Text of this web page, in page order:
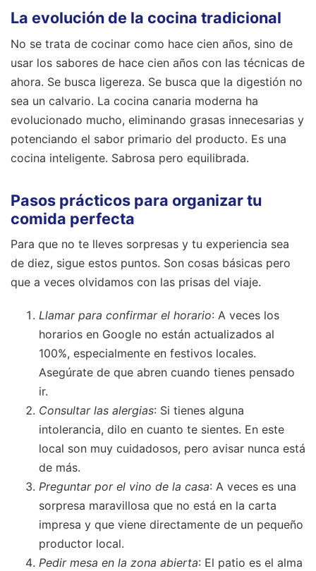
La evolución de la cocina tradicional
No se trata de cocinar como hace cien años, sino de
usar los sabores de hace cien años con las técnicas de
ahora. Se busca ligereza. Se busca que la digestión no
sea un calvario. La cocina canaria moderna ha
evolucionado mucho, eliminando grasas innecesarias y
potenciando el sabor primario del producto. Es una
cocina inteligente. Sabrosa pero equilibrada.
Pasos prácticos para organizar tu
comida perfecta
Para que no te lleves sorpresas y tu experiencia sea
de diez, sigue estos puntos. Son cosas básicas pero
que a veces olvidamos con las prisas del viaje.
Llamar para confirmar el horario: A veces los
horarios en Google no están actualizados al
100%, especialmente en festivos locales.
Asegúrate de que abren cuando tienes pensado
ir.
Consultar las alergias: Si tienes alguna
intolerancia, dilo en cuanto te sientes. En este
local son muy cuidadosos, pero avisar nunca está
de más.
Preguntar por el vino de la casa: A veces es una
sorpresa maravillosa que no está en la carta
impresa y que viene directamente de un pequeño
productor local.
Pedir mesa en la zona abierta: El patio es el alma